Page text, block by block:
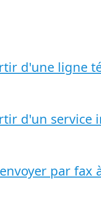
d'une ligne
d'un service
par fax